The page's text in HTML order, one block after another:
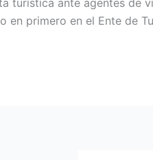
turística ante agentes de
en primero en el Ente de